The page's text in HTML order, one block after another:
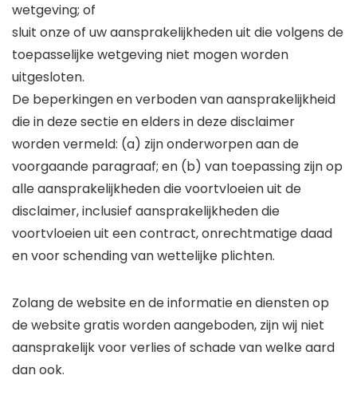
wetgeving; of
sluit onze of uw aansprakelijkheden uit die volgens de
toepasselijke wetgeving niet mogen worden
uitgesloten.
De beperkingen en verboden van aansprakelijkheid
die in deze sectie en elders in deze disclaimer
worden vermeld: (a) zijn onderworpen aan de
voorgaande paragraaf; en (b) van toepassing zijn op
alle aansprakelijkheden die voortvloeien uit de
disclaimer, inclusief aansprakelijkheden die
voortvloeien uit een contract, onrechtmatige daad
en voor schending van wettelijke plichten.
Zolang de website en de informatie en diensten op
de website gratis worden aangeboden, zijn wij niet
aansprakelijk voor verlies of schade van welke aard
dan ook.